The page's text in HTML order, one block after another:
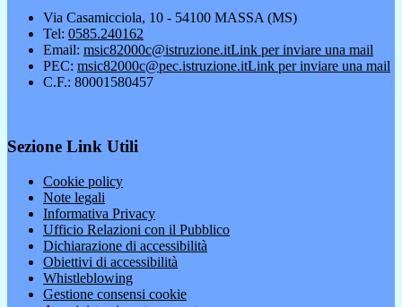
Via Casamicciola, 10 - 54100 MASSA (MS)
Tel: 0585.240162
Email: msic82000c@istruzione.itLink per inviare una mail
PEC: msic82000c@pec.istruzione.itLink per inviare una mail
C.F.: 80001580457
Sezione Link Utili
Cookie policy
Note legali
Informativa Privacy
Ufficio Relazioni con il Pubblico
Dichiarazione di accessibilità
Obiettivi di accessibilità
Whistleblowing
Gestione consensi cookie